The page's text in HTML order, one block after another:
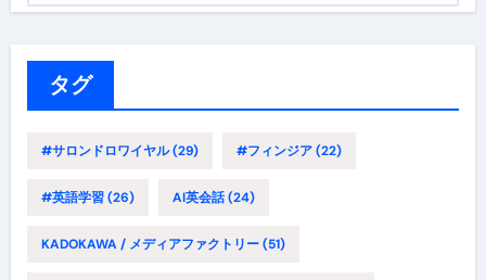
タグ
#サロンドロワイヤル(29) #フィンジア(22)
#英語学習(26) AI英会話(24)
KADOKAWA / メディアファクトリー(51)